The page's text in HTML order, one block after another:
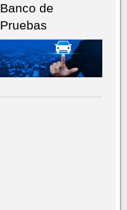
Banco de
Pruebas